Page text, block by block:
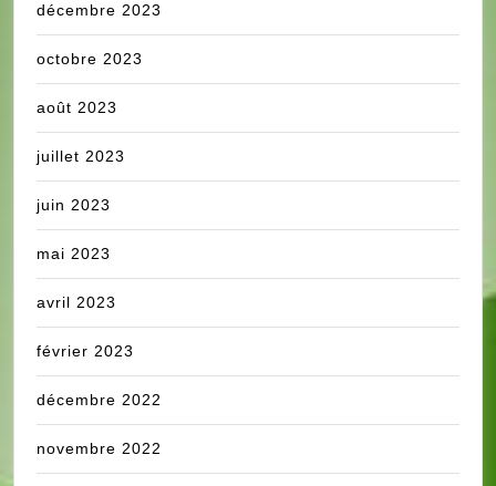
décembre 2023
octobre 2023
août 2023
juillet 2023
juin 2023
mai 2023
avril 2023
février 2023
décembre 2022
novembre 2022